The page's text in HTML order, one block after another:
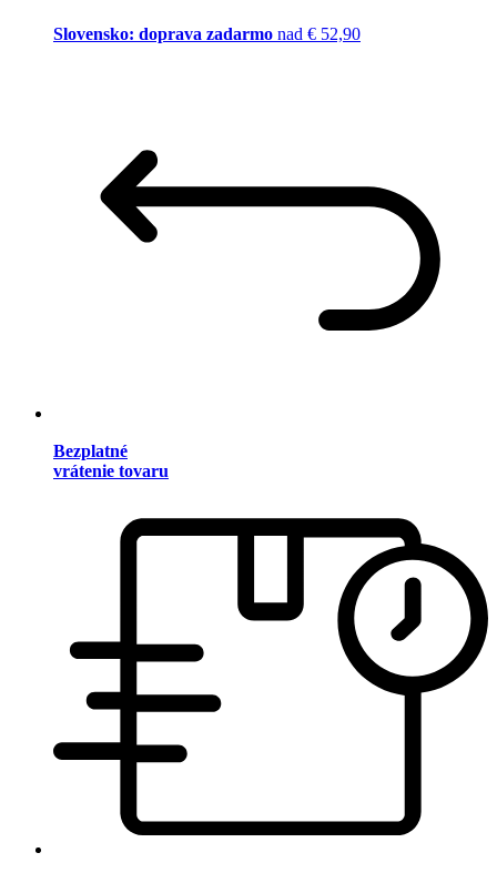
Slovensko: doprava zadarmo nad € 52,90
Bezplatné
vrátenie tovaru